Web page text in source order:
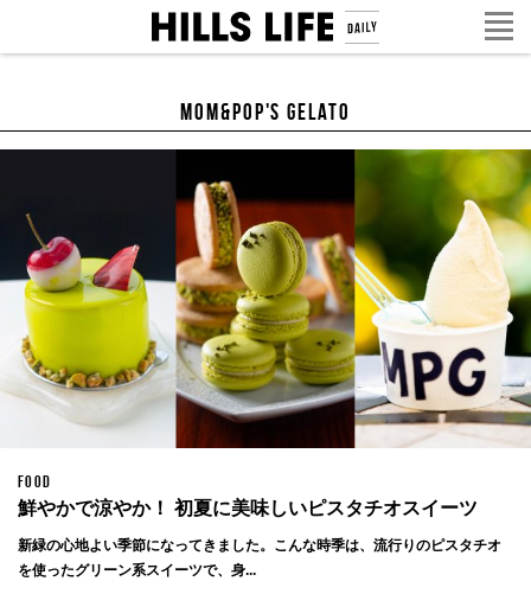
MOM&POP'S GELATO
FOOD
鮮やかで涼やか！ 初夏に美味しいピスタチオスイーツ
新緑の心地よい季節になってきました。こんな時季は、流行りのピスタチオ
を使ったグリーン系スイーツで、身...